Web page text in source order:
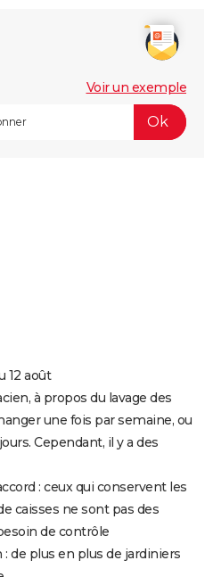
Voir un exemple
12 août
à propos du lavage des
une fois par semaine, ou
Cependant, il y a des
: ceux qui conservent les
caisses ne sont pas des
de contrôle
: de plus en plus de jardiniers